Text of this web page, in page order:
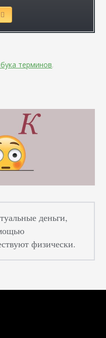
терминов.
деньги,
физически.